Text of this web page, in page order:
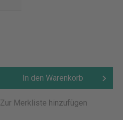
In den Warenkorb
Zur Merkliste hinzufügen